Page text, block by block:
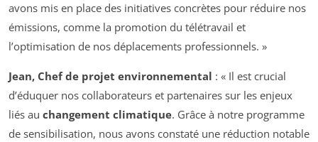
avons mis en place des initiatives concrètes pour réduire nos
émissions, comme la promotion du télétravail et
l’optimisation de nos déplacements professionnels. »
Jean, Chef de projet environnemental : « Il est crucial
d’éduquer nos collaborateurs et partenaires sur les enjeux
liés au changement climatique. Grâce à notre programme
de sensibilisation, nous avons constaté une réduction notable